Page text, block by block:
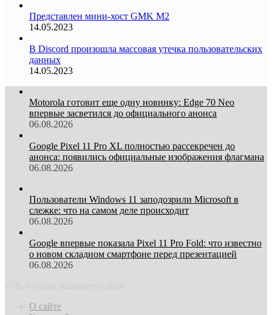
Представлен мини-хост GMK M2
14.05.2023
В Discord произошла массовая утечка пользовательских
данных
14.05.2023
Motorola готовит еще одну новинку: Edge 70 Neo
впервые засветился до официального анонса
06.08.2026
Google Pixel 11 Pro XL полностью рассекречен до
анонса: появились официальные изображения флагмана
06.08.2026
Пользователи Windows 11 заподозрили Microsoft в
слежке: что на самом деле происходит
06.08.2026
Google впервые показала Pixel 11 Pro Fold: что известно
о новом складном смартфоне перед презентацией
06.08.2026
О сайте